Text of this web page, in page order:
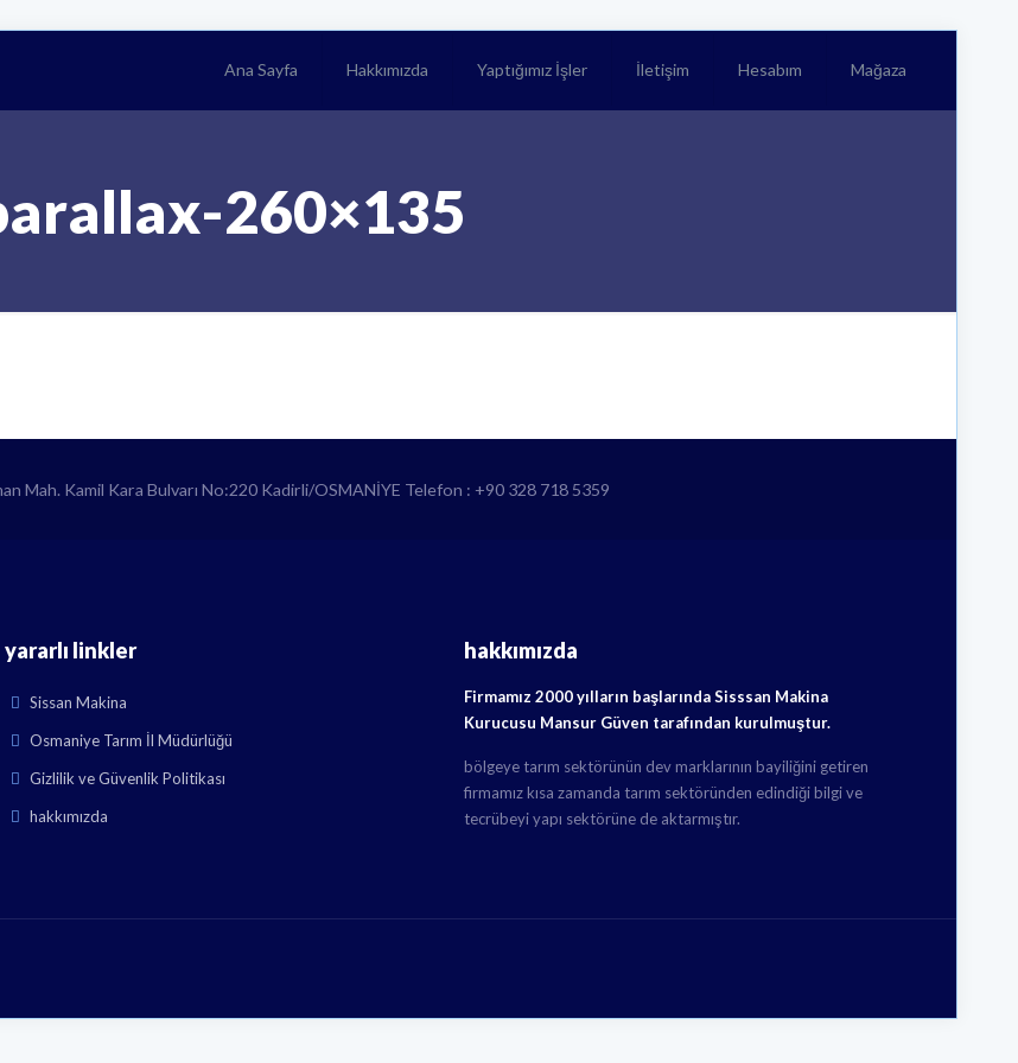
Ana Sayfa Hakkımızda Yaptığımız İşler İletişim Hesabım Mağaza
260×135
Mah. Kamil Kara Bulvarı No:220 Kadirli/OSMANİYE Telefon : +90 328 718 5359
yararlı linkler
Sissan Makina
Osmaniye Tarım İl Müdürlüğü
Gizlilik ve Güvenlik Politikası
hakkımızda
hakkımızda
Firmamız 2000 yılların başlarında Sisssan Makina
Kurucusu Mansur Güven tarafından kurulmuştur.
bölgeye tarım sektörünün dev marklarının bayiliğini getiren
firmamız kısa zamanda tarım sektöründen edindiği bilgi ve
tecrübeyi yapı sektörüne de aktarmıştır.